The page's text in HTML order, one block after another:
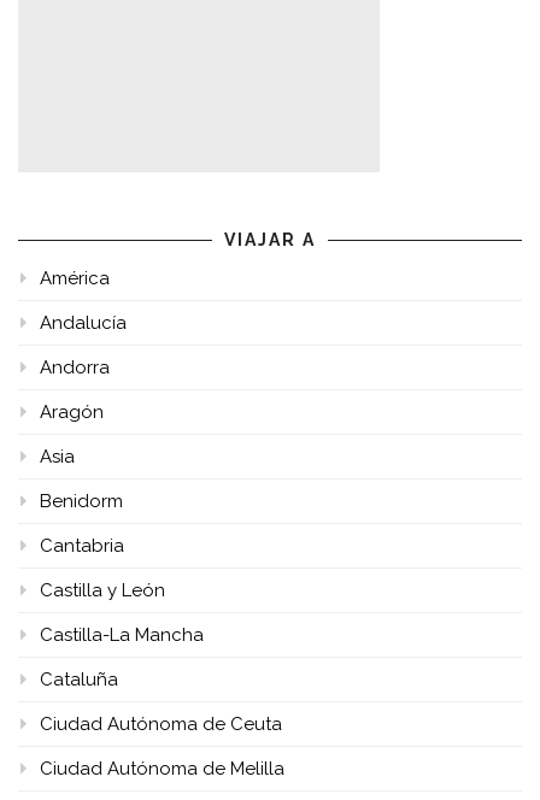
VIAJAR A
América
Andalucía
Andorra
Aragón
Asia
Benidorm
Cantabria
Castilla y León
Castilla-La Mancha
Cataluña
Ciudad Autónoma de Ceuta
Ciudad Autónoma de Melilla